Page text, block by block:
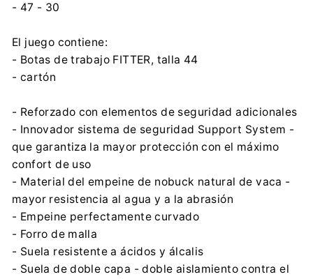
- 47 - 30
El juego contiene:
- Botas de trabajo FITTER, talla 44
- cartón
- Reforzado con elementos de seguridad adicionales
- Innovador sistema de seguridad Support System -
que garantiza la mayor protección con el máximo
confort de uso
- Material del empeine de nobuck natural de vaca -
mayor resistencia al agua y a la abrasión
- Empeine perfectamente curvado
- Forro de malla
- Suela resistente a ácidos y álcalis
- Suela de doble capa - doble aislamiento contra el